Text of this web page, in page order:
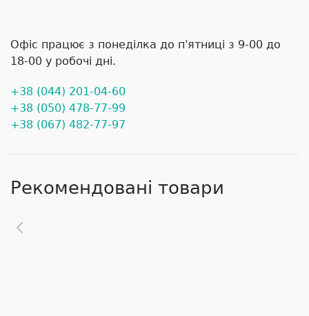
Офіс працює з понеділка до п'ятниці з 9-00 до
18-00 у робочі дні.
+38 (044) 201-04-60
+38 (050) 478-77-99
+38 (067) 482-77-97
Рекомендовані товари